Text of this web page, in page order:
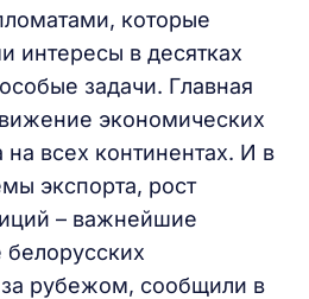
которые
интересы в десятках
задачи. Главная
экономических
всех континентах. И в
экспорта, рост
– важнейшие
белорусских
за рубежом, сообщили в